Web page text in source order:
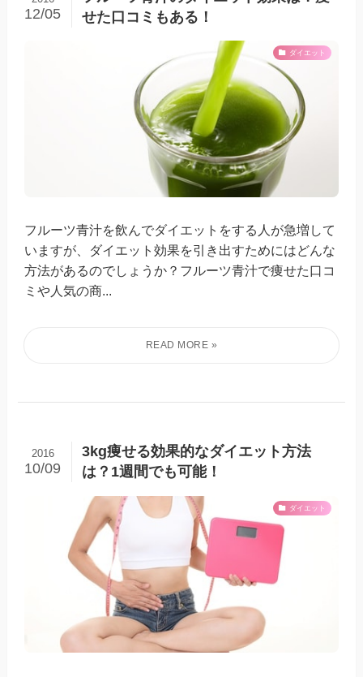
せた口コミもある！
12/05
ダイエット
フルーツ青汁を飲んでダイエットをする人が急増して
いますが、ダイエット効果を引き出すためにはどんな
方法があるのでしょうか？フルーツ青汁で痩せた口コ
ミや人気の商...
3kg痩せる効果的なダイエット方法
は？1週間でも可能！
2016
10/09
ダイエット